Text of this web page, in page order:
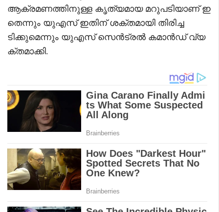
ആക്രമണത്തിനുള്ള കൃത്യമായ മറുപടിയാണ് ഇ
തെന്നും യുഎസ് ഇതിന് ശക്തമായി തിരിച്ച
ടിക്കുമെന്നും യുഎസ് സെൻട്രൽ കമാൻഡ് വ്യ
ക്തമാക്കി.